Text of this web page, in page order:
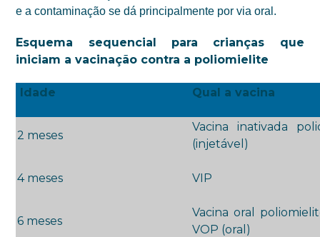
e a contaminação se dá principalmente por via oral.
Esquema sequencial para crianças que
iniciam a vacinação contra a poliomielite
Idade Qual a vacina
2 meses
Vacina inativada
(injetável)
4 meses VIP
6 meses
Vacina oral
VOP (oral)